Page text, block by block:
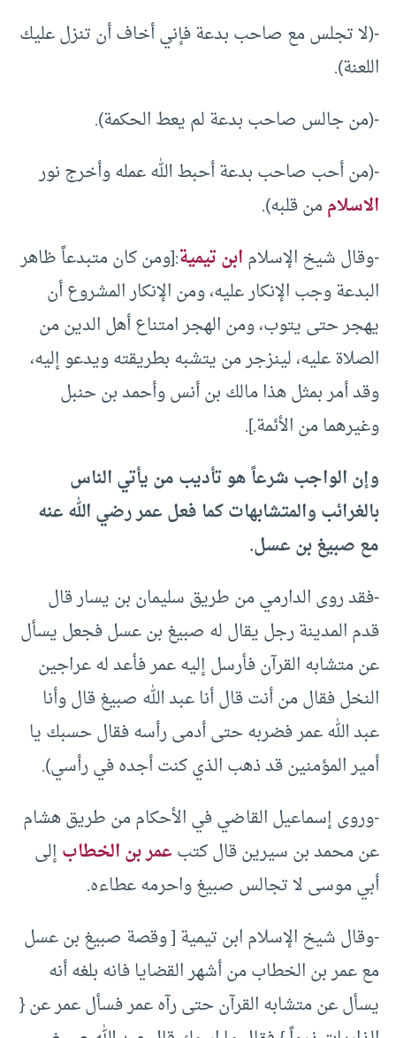
-(لا تجلس مع صاحب بدعة فإني أخاف أن تنزل عليك
اللعنة).
-(من جالس صاحب بدعة لم يعط الحكمة).
-(من أحب صاحب بدعة أحبط الله عمله وأخرج نور
الاسلاممن قلبه).
-وقال شيخ الإسلامابن تيمية:[ومن كان متبدعاً ظاهر
البدعة وجب الإنكار عليه، ومن الإنكار المشروع أن
يهجر حتى يتوب، ومن الهجر امتناع أهل الدين من
الصلاة عليه، لينزجر من يتشبه بطريقته ويدعو إليه،
وقد أمر بمثل هذا مالك بن أنس وأحمد بن حنبل
وغيرهما من الأئمة.].
وإن الواجب شرعاً هو تأديب من يأتي الناس
بالغرائب والمتشابهات كما فعل عمر رضي الله عنه
مع صبيغ بن عسل.
-فقد روى الدارمي من طريق سليمان بن يسار قال
قدم المدينة رجل يقال له صبيغ بن عسل فجعل يسأل
عن متشابه القرآن فأرسل إليه عمر فأعد له عراجين
النخل فقال من أنت قال أنا عبد الله صبيغ قال وأنا
عبد الله عمر فضربه حتى أدمى رأسه فقال حسبك يا
أمير المؤمنين قد ذهب الذي كنت أجده في رأسي).
-وروى إسماعيل القاضي في الأحكام من طريق هشام
عن محمد بن سيرين قال كتبعمر بن الخطابإلى
أبي موسى لا تجالس صبيغ واحرمه عطاءه.
-وقال شيخ الإسلام ابن تيمية [ وقصة صبيغ بن عسل
مع عمر بن الخطاب من أشهر القضايا فانه بلغه أنه
يسأل عن متشابه القرآن حتى رآه عمر فسأل عمر عن {